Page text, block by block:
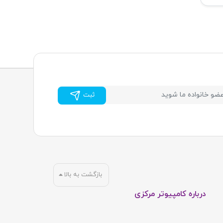
ثبت
بازگشت به بالا
درباره کامپیوتر مرکزی